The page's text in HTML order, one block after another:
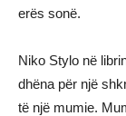
erës sonë.
Niko Stylo në
dhëna për një
të një mumie.